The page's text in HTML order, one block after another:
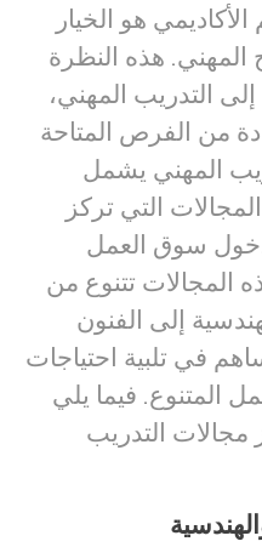
هو الخيار
المهني. هذه النظرة
التدريب المهني،
من الفرص المتاحة
المهني يشمل
التي تركز
سوق العمل
المجالات تتنوع من
إلى الفنون
في تلبية احتياجات
المتنوع. فيما يلي
التدريب